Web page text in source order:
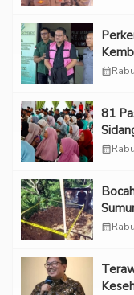
calendar_month
81
calendar_month
calendar_month